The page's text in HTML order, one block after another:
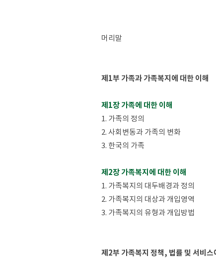
머리말
제1부 가족과 가족복지에 대한 이해
제1장 가족에 대한 이해
1. 가족의 정의
2. 사회변동과 가족의 변화
3. 한국의 가족
제2장 가족복지에 대한 이해
1. 가족복지의 대두배경과 정의
2. 가족복지의 대상과 개입영역
3. 가족복지의 유형과 개입방법
제2부 가족복지 정책, 법률 및 서비스